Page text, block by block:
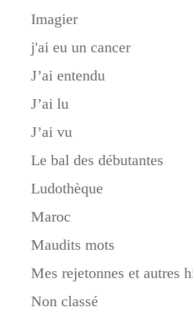
Imagier
j'ai eu un cancer
J’ai entendu
J’ai lu
J’ai vu
Le bal des débutantes
Ludothèque
Maroc
Maudits mots
Mes rejetonnes et autres
Non classé